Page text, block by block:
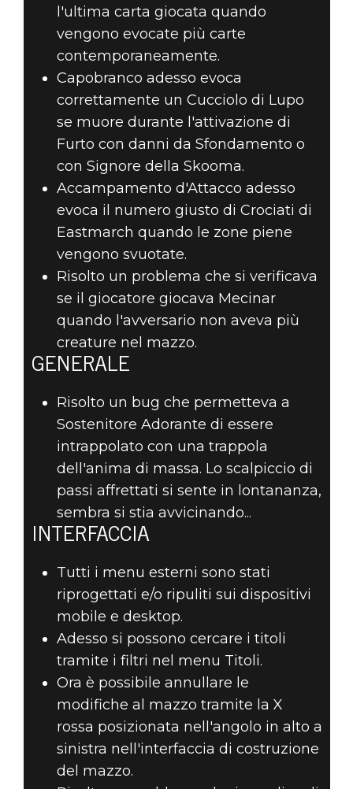
l'ultima carta giocata quando
vengono evocate più carte
contemporaneamente.
Capobranco adesso evoca
correttamente un Cucciolo di Lupo
se muore durante l'attivazione di
Furto con danni da Sfondamento o
con Signore della Skooma.
Accampamento d'Attacco adesso
evoca il numero giusto di Crociati di
Eastmarch quando le zone piene
vengono svuotate.
Risolto un problema che si verificava
se il giocatore giocava Mecinar
quando l'avversario non aveva più
creature nel mazzo.
GENERALE
Risolto un bug che permetteva a
Sostenitore Adorante di essere
intrappolato con una trappola
dell'anima di massa. Lo scalpiccio di
passi affrettati si sente in lontananza,
sembra si stia avvicinando...
INTERFACCIA
Tutti i menu esterni sono stati
riprogettati e/o ripuliti sui dispositivi
mobile e desktop.
Adesso si possono cercare i titoli
tramite i filtri nel menu Titoli.
Ora è possibile annullare le
modifiche al mazzo tramite la X
rossa posizionata nell'angolo in alto a
sinistra nell'interfaccia di costruzione
del mazzo.